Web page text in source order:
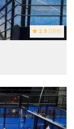
2.9 (199)